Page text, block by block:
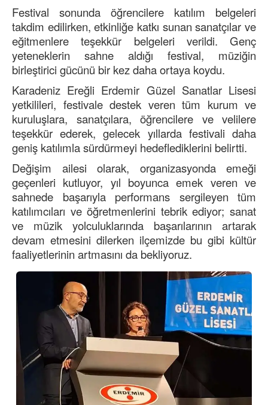
Festival sonunda öğrencilere katılım belgeleri
takdim edilirken, etkinliğe katkı sunan sanatçılar ve
eğitmenlere teşekkür belgeleri verildi. Genç
yeteneklerin sahne aldığı festival, müziğin
birleştirici gücünü bir kez daha ortaya koydu.
Karadeniz Ereğli Erdemir Güzel Sanatlar Lisesi
yetkilileri, festivale destek veren tüm kurum ve
kuruluşlara, sanatçılara, öğrencilere ve velilere
teşekkür ederek, gelecek yıllarda festivali daha
geniş katılımla sürdürmeyi hedeflediklerini belirtti.
Değişim ailesi olarak, organizasyonda emeği
geçenleri kutluyor, yıl boyunca emek veren ve
sahnede başarıyla performans sergileyen tüm
katılımcıları ve öğretmenlerini tebrik ediyor; sanat
ve müzik yolculuklarında başarılarının artarak
devam etmesini dilerken ilçemizde bu gibi kültür
faaliyetlerinin artmasını da bekliyoruz.